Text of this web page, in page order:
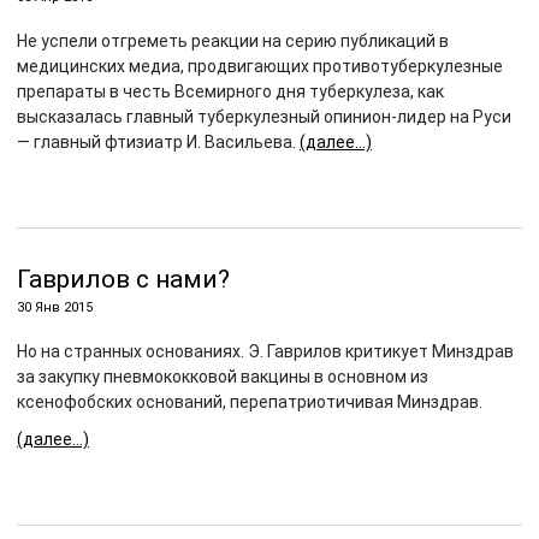
Не успели отгреметь реакции на серию публикаций в
медицинских медиа, продвигающих противотуберкулезные
препараты в честь Всемирного дня туберкулеза, как
высказалась главный туберкулезный опинион-лидер на Руси
— главный фтизиатр И. Васильева. (далее…)
Гаврилов с нами?
30 Янв 2015
Но на странных основаниях. Э. Гаврилов критикует Минздрав
за закупку пневмококковой вакцины в основном из
ксенофобских оснований, перепатриотичивая Минздрав.
(далее…)